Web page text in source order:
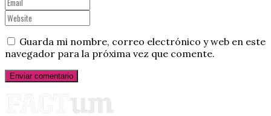
Guarda mi nombre, correo electrónico y web en este
navegador para la próxima vez que comente.